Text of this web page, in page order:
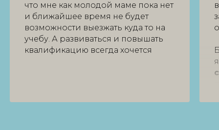
что мне как молодой маме пока нет
и ближайшее время не будет
возможности выезжать куда то на
учебу. А развиваться и повышать
квалификацию всегда хочется